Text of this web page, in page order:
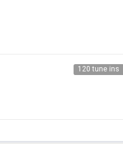
120 tune ins